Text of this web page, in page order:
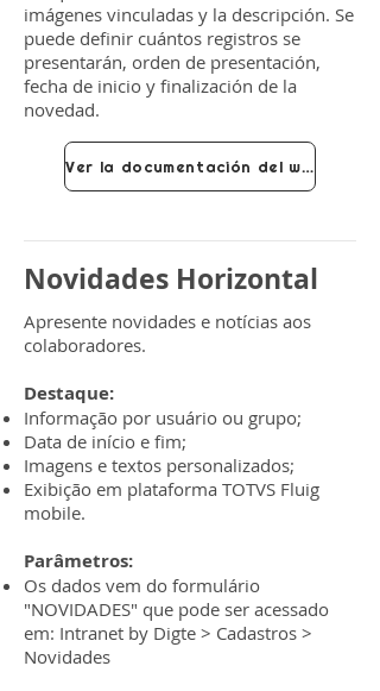
imágenes vinculadas y la descripción. Se
puede definir cuántos registros se
presentarán, orden de presentación,
fecha de inicio y finalización de la
novedad.
Ver la documentación del widget
Novidades Horizontal
Apresente novidades e notícias aos
colaboradores.
Destaque:
Informação por usuário ou grupo;
Data de início e fim;
Imagens e textos personalizados;
Exibição em plataforma TOTVS Fluig
mobile.
Parâmetros:
Os dados vem do formulário
"NOVIDADES" que pode ser acessado
em: Intranet by Digte > Cadastros >
Novidades